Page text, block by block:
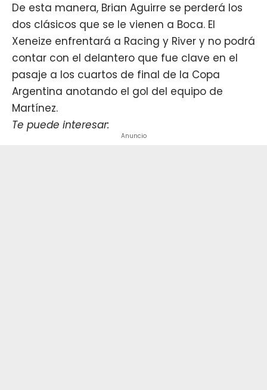
De esta manera, Brian Aguirre se perderá los
dos clásicos que se le vienen a Boca. El
Xeneize enfrentará a Racing y River y no podrá
contar con el delantero que fue clave en el
pasaje a los cuartos de final de la Copa
Argentina anotando el gol del equipo de
Martínez.
Te puede interesar:
Anuncio